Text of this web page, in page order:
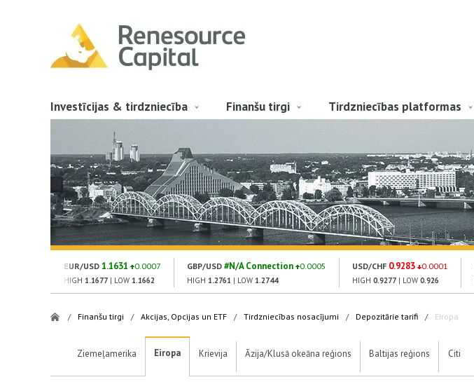
Investīcijas & tirdzniecība Finanšu tirgi Tirdzniecības platformas
EUR/USD 1.1631 0.0007
HIGH 1.1677 | LOW 1.1662
GBP/USD #N/A Connection 0.0005
HIGH 1.2761 | LOW 1.2744
USD/CHF 0.9283 0.0001
HIGH 0.9277 | LOW 0.926
/ Finanšu tirgi / Akcijas, Opcijas un ETF / Tirdzniecības nosacījumi / Depozitārie tarifi / Eiropa
Ziemeļamerika Eiropa Krievija Āzija/Klusā okeāna reģions Baltijas reģions Citi